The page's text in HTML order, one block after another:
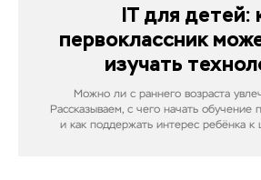
IT для детей:
первоклассник
изучать
Можно ли с раннего возраста
Рассказываем, с чего начать обучение
и как поддержать интерес ребёнка к